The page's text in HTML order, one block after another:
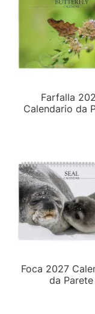
Farfalla
Calendario da
Foca 2027
da Parete